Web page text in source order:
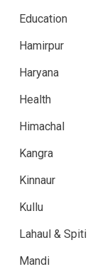
Education
Hamirpur
Haryana
Health
Himachal
Kangra
Kinnaur
Kullu
Lahaul & Spiti
Mandi